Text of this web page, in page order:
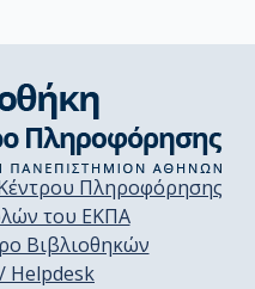
Πληροφόρησης
του ΕΚΠΑ
Βιβλιοθηκών
Helpdesk